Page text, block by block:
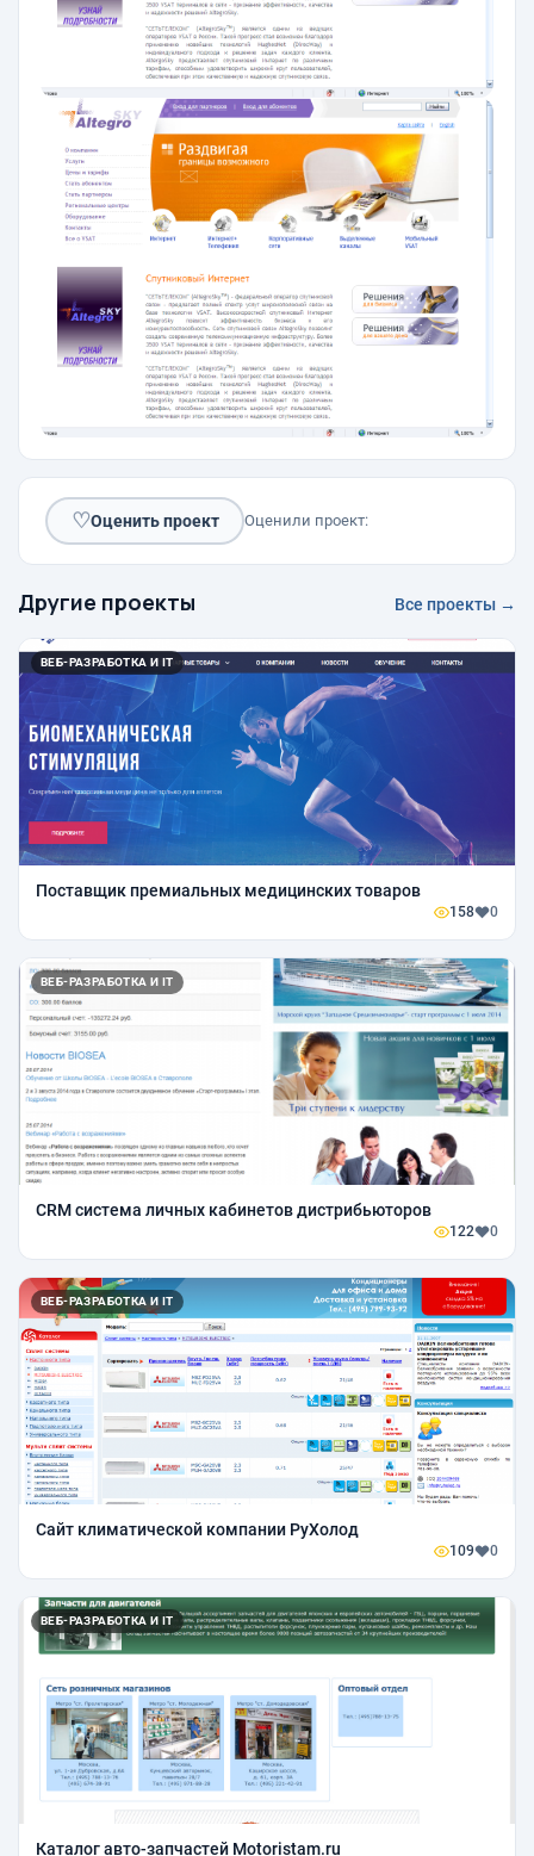
♡Оценить проект Оценили проект:
Другие проекты Все проекты →
ВЕБ-РАЗРАБОТКА И IT
Поставщик премиальных медицинских товаров
158 0
ВЕБ-РАЗРАБОТКА И IT
CRM система личных кабинетов дистрибьюторов
122 0
ВЕБ-РАЗРАБОТКА И IT
Сайт климатической компании РуХолод
109 0
ВЕБ-РАЗРАБОТКА И IT
Каталог авто-запчастей Motoristam.ru